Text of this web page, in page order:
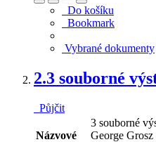
Do košíku
Bookmark
Vybrané dokumenty
2.3 souborné
Půjčit
Názvové
3 souborné
George